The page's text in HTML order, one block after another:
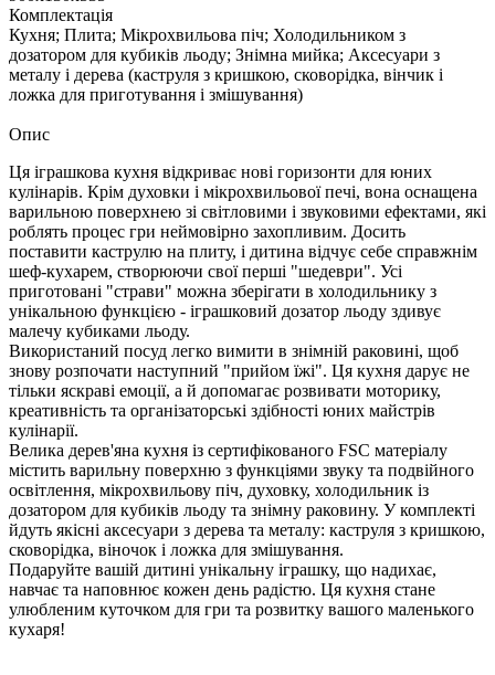
Комплектація
Кухня; Плита; Мікрохвильова піч; Холодильником з
дозатором для кубиків льоду; Знімна мийка; Аксесуари з
металу і дерева (каструля з кришкою, сковорідка, вінчик і
ложка для приготування і змішування)
Опис
Ця іграшкова кухня відкриває нові горизонти для юних
кулінарів. Крім духовки і мікрохвильової печі, вона оснащена
варильною поверхнею зі світловими і звуковими ефектами, які
роблять процес гри неймовірно захопливим. Досить
поставити каструлю на плиту, і дитина відчує себе справжнім
шеф-кухарем, створюючи свої перші "шедеври". Усі
приготовані "страви" можна зберігати в холодильнику з
унікальною функцією - іграшковий дозатор льоду здивує
малечу кубиками льоду.
Використаний посуд легко вимити в знімній раковині, щоб
знову розпочати наступний "прийом їжі". Ця кухня дарує не
тільки яскраві емоції, а й допомагає розвивати моторику,
креативність та організаторські здібності юних майстрів
кулінарії.
Велика дерев'яна кухня із сертифікованого FSC матеріалу
містить варильну поверхню з функціями звуку та подвійного
освітлення, мікрохвильову піч, духовку, холодильник із
дозатором для кубиків льоду та знімну раковину. У комплекті
йдуть якісні аксесуари з дерева та металу: каструля з кришкою,
сковорідка, віночок і ложка для змішування.
Подаруйте вашій дитині унікальну іграшку, що надихає,
навчає та наповнює кожен день радістю. Ця кухня стане
улюбленим куточком для гри та розвитку вашого маленького
кухаря!